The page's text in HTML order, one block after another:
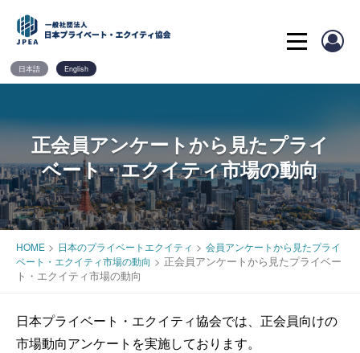
content
日本語 English
正会員アンケートから見たプライ
ベート・エクイティ市場の動向
HOME > 日本のプライベートエクイティ > 会員アンケートから見たプライ
ベート・エクイティ市場の動向 > 正会員アンケートから見たプライベー
ト・エクイティ市場の動向
日本プライベート・エクイティ協会では、正会員向けの
市場動向アンケートを実施しております。